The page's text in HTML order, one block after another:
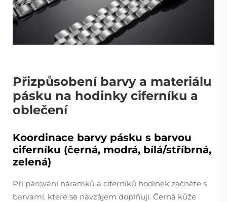
Přizpůsobení barvy a materiálu
pásku na hodinky ciferníku a
oblečení
Koordinace barvy pásku s barvou
ciferníku (černá, modrá, bílá/stříbrná,
zelená)
Při párování náramků a ciferníků hodinek začněte s
barvami, které se navzájem doplňují. Černá kůže